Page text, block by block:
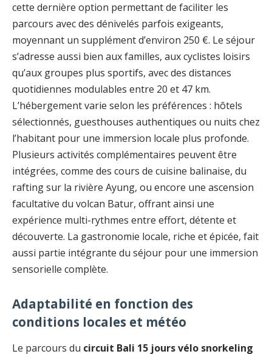
cette dernière option permettant de faciliter les
parcours avec des dénivelés parfois exigeants,
moyennant un supplément d’environ 250 €. Le séjour
s’adresse aussi bien aux familles, aux cyclistes loisirs
qu’aux groupes plus sportifs, avec des distances
quotidiennes modulables entre 20 et 47 km.
L’hébergement varie selon les préférences : hôtels
sélectionnés, guesthouses authentiques ou nuits chez
l’habitant pour une immersion locale plus profonde.
Plusieurs activités complémentaires peuvent être
intégrées, comme des cours de cuisine balinaise, du
rafting sur la rivière Ayung, ou encore une ascension
facultative du volcan Batur, offrant ainsi une
expérience multi-rythmes entre effort, détente et
découverte. La gastronomie locale, riche et épicée, fait
aussi partie intégrante du séjour pour une immersion
sensorielle complète.
Adaptabilité en fonction des
conditions locales et météo
Le parcours du circuit Bali 15 jours vélo snorkeling